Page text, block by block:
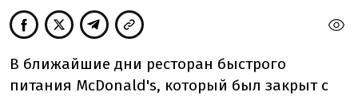
В ближайшие дни ресторан быстрого
питания McDonald's, который был закрыт с